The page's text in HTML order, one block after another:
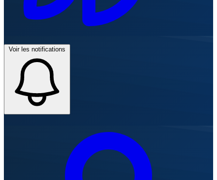
Voir les notifications